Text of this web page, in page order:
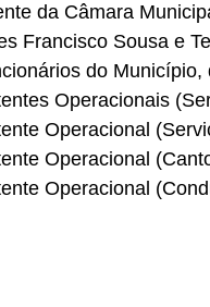
da Câmara
Francisco Sousa e
do
Operacionais
Operacional
Operacional
Operacional